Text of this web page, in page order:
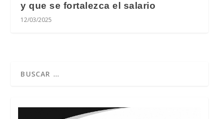
y que se fortalezca el salario
12/03/2025